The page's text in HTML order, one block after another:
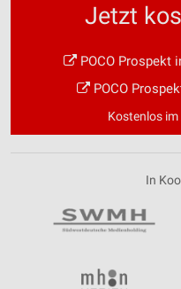
Jetzt
POCO Prospekt
POCO
Kostenlos
In